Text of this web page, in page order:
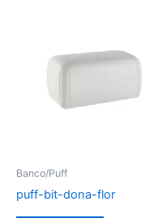
Banco/Puff
puff-bit-dona-flor